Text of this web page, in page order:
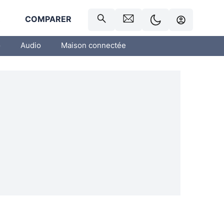
COMPARER
Audio Maison connectée